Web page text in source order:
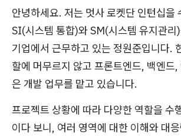
안녕하세요. 저는 멋사 로켓단 인턴십을
SI(시스템 통합)와 SM(시스템 유지관리
기업에서 근무하고 있는 정원준입니다.
할에 머무르지 않고 프론트엔드, 백엔드
은 개발 업무를 맡고 있습니다.
프로젝트 상황에 따라 다양한 역할을 수
이다 보니, 여러 영역에 대한 이해와 대